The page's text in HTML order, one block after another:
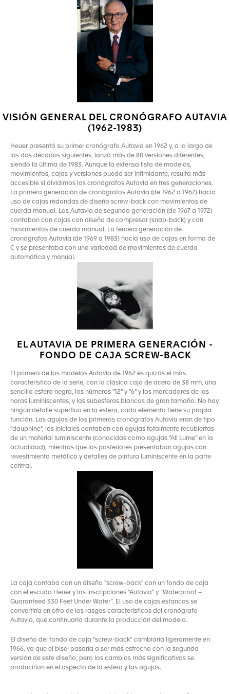
VISIÓN GENERAL DEL CRONÓGRAFO AUTAVIA
(1962-1983)
Heuer presentó su primer cronógrafo Autavia en 1962 y, a lo largo de
las dos décadas siguientes, lanzó más de 80 versiones diferentes,
siendo la última de 1983. Aunque la extensa lista de modelos,
movimientos, cajas y versiones pueda ser intimidante, resulta más
accesible si dividimos los cronógrafos Autavia en tres generaciones.
La primera generación de cronógrafos Autavia (de 1962 a 1967) hacía
uso de cajas redondas de diseño screw-back con movimientos de
cuerda manual. Los Autavia de segunda generación (de 1967 a 1972)
contaban con cajas con diseño de compresor (snap-back) y con
movimientos de cuerda manual. La tercera generación de
cronógrafos Autavia (de 1969 a 1983) hacía uso de cajas en forma de
C y se presentaba con una variedad de movimientos de cuerda
automática y manual.
EL AUTAVIA DE PRIMERA GENERACIÓN -
FONDO DE CAJA SCREW-BACK
El primero de los modelos Autavia de 1962 es quizás el más
característico de la serie, con la clásica caja de acero de 38 mm, una
sencilla esfera negra, los números "12" y "6" y los marcadores de las
horas luminiscentes, y las subesferas blancas de gran tamaño. No hay
ningún detalle superfluo en la esfera, cada elemento tiene su propia
función. Las agujas de los primeros cronógrafos Autavia eran de tipo
"dauphine", los iniciales contaban con agujas totalmente recubiertas
de un material luminiscente (conocidas como agujas "All Lume" en la
actualidad), mientras que los posteriores presentaban agujas con
revestimiento metálico y detalles de pintura luminiscente en la parte
central.
La caja contaba con un diseño "screw-back" con un fondo de caja
con el escudo Heuer y las inscripciones "Autavia" y “Waterproof –
Guaranteed 330 Feet Under Water”. El uso de cajas estancas se
convertiría en otro de los rasgos característicos del cronógrafo
Autavia, que continuaría durante la producción del modelo.
El diseño del fondo de caja "screw-back" cambiaría ligeramente en
1966, ya que el bisel pasaría a ser más estrecho con la segunda
versión de este diseño, pero los cambios más significativos se
producirían en el aspecto de la esfera y las agujas.